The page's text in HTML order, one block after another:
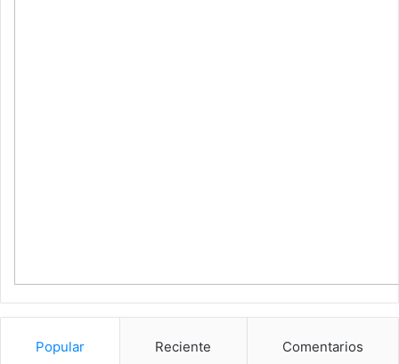
Popular Reciente Comentarios